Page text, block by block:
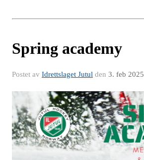
Spring academy
Postet av Idrettslaget Jutul den 3. feb 2025